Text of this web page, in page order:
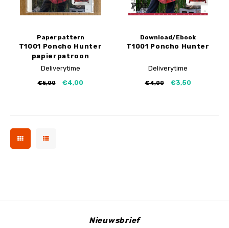
Paper pattern
T1001 Poncho Hunter
papierpatroon
Deliverytime
€5,00 €4,00
Download/Ebook
T1001 Poncho Hunter
Deliverytime
€4,00 €3,50
Nieuwsbrief